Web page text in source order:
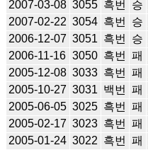
2007-03-08 3055 흑번 승
2007-02-22 3054 흑번 승
2006-12-07 3051 흑번 승
2006-11-16 3050 흑번 패
2005-12-08 3033 흑번 패
2005-10-27 3031 백번 패
2005-06-05 3025 흑번 패
2005-02-17 3023 흑번 패
2005-01-24 3022 흑번 패